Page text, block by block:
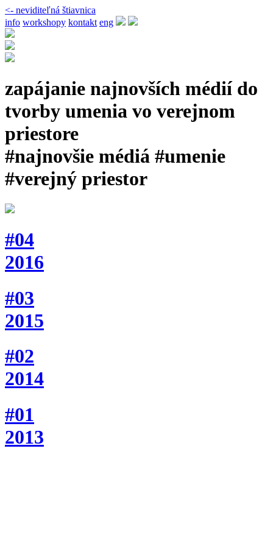
<- neviditeľná štiavnica
info workshopy kontakt eng
zapájanie najnovších médií do
tvorby umenia vo verejnom
priestore
#najnovšie médiá #umenie
#verejný priestor
#04
2016
#03
2015
#02
2014
#01
2013